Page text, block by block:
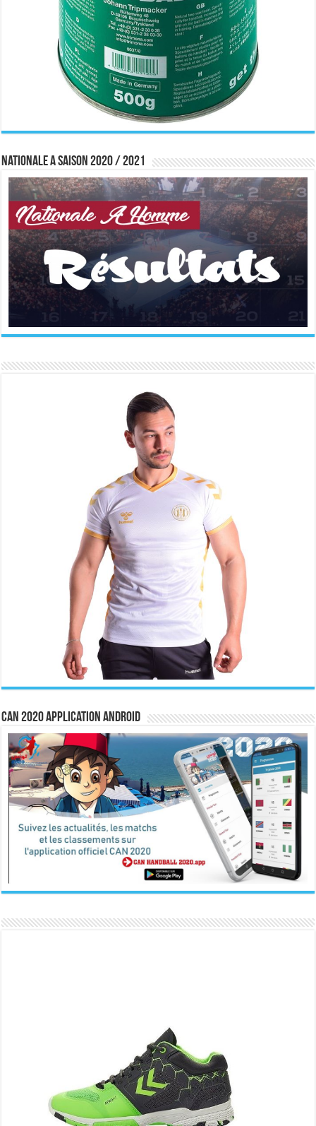
Nationale A saison 2020 / 2021
CAN 2020 Application Android